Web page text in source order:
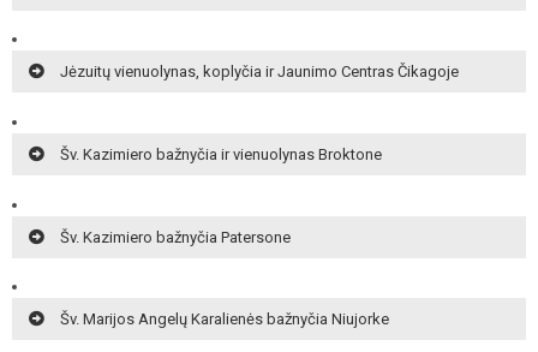
Jėzuitų vienuolynas, koplyčia ir Jaunimo Centras Čikagoje
Šv. Kazimiero bažnyčia ir vienuolynas Broktone
Šv. Kazimiero bažnyčia Patersone
Šv. Marijos Angelų Karalienės bažnyčia Niujorke